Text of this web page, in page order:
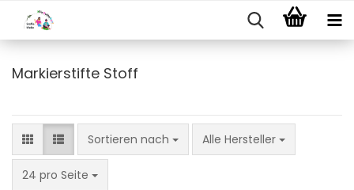
Markierstifte Stoff
Sortieren nach
Sortieren nach Alle Hersteller
24 pro Seite
pro Seite